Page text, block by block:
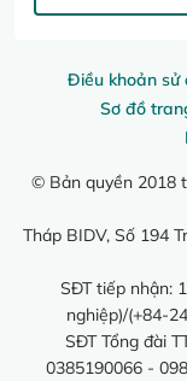
Điều khoản sử
Sơ đồ
© Bản quyền 2018
Tháp BIDV, Số 194
SĐT tiếp nhận:
nghiệp)/(+84-
SĐT Tổng đài
0385190066 -